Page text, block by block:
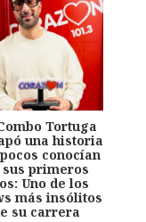
Tortuga
una historia
conocían
sus primeros
Uno de los
más insólitos
su carrera